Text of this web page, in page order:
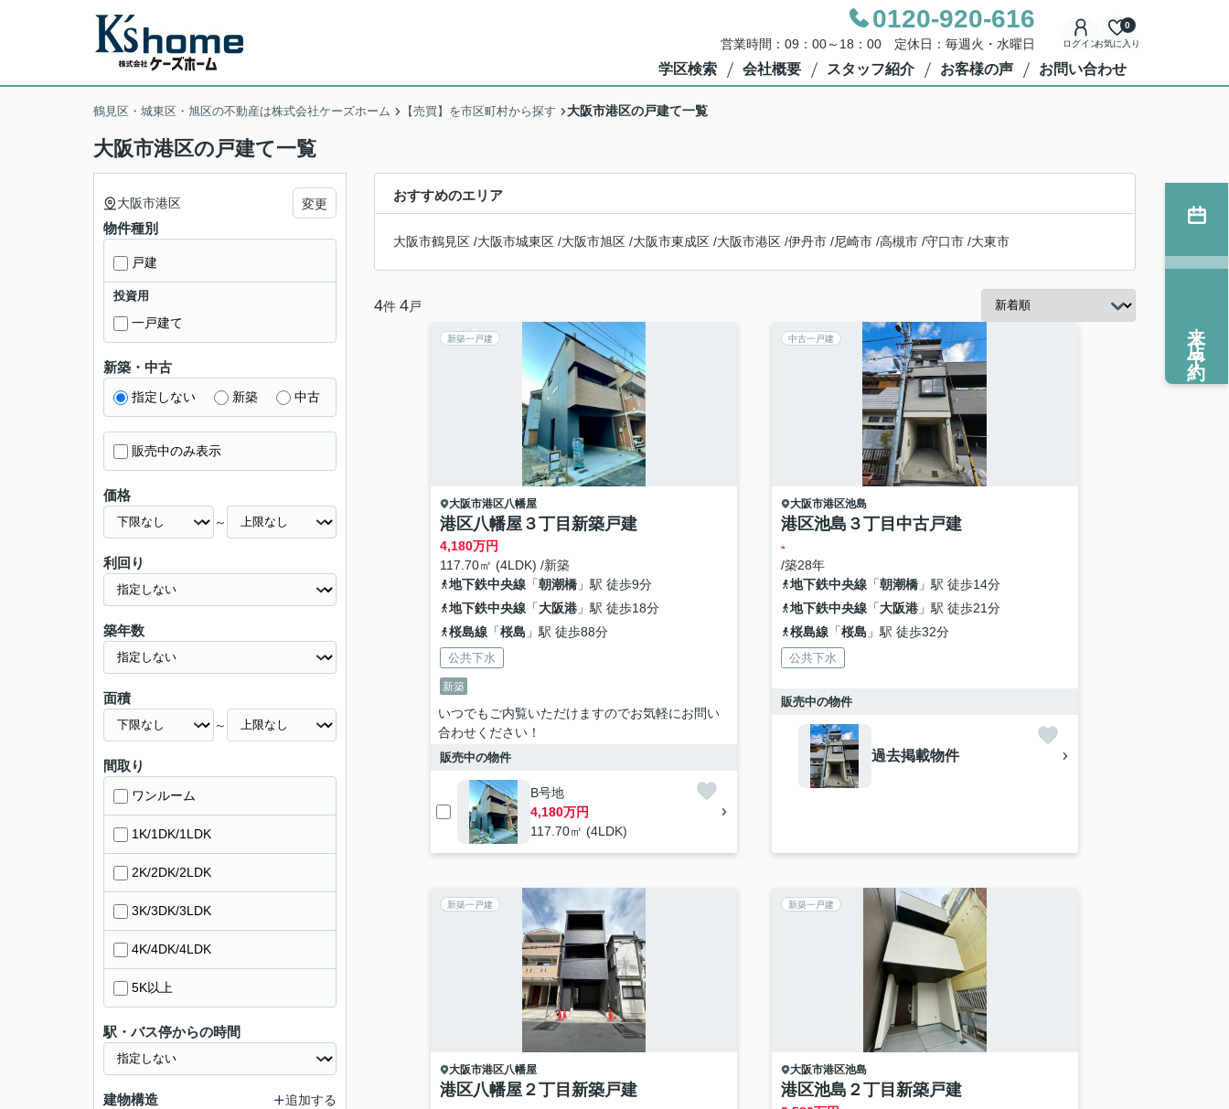
0120-920-616
営業時間：09：00～18：00 定休日：毎週火・水曜日 ログインお気に入り
0
学区検索 会社概要 スタッフ紹介 お客様の声 お問い合わせ
鶴見区・城東区・旭区の不動産は株式会社ケーズホーム 【売買】を市区町村から探す 大阪市港区の戸建て一覧
大阪市港区の戸建て一覧
おすすめのエリア
大阪市鶴見区 /大阪市城東区 /大阪市旭区 /大阪市東成区 /大阪市港区 /伊丹市 /尼崎市 /高槻市 /守口市 /大東市
4件 4戸
新築一戸建
大阪市港区八幡屋
港区八幡屋３丁目新築戸建
4,180万円
117.70㎡ (4LDK) /新築
地下鉄中央線「朝潮橋」駅 徒歩9分
地下鉄中央線「大阪港」駅 徒歩18分
桜島線「桜島 」駅 徒歩88分
公共下水
新築
いつでもご内覧いただけますのでお気軽にお問い
合わせください！
販売中の物件
B号地
4,180万円
117.70㎡ (4LDK)
中古一戸建
大阪市港区池島
港区池島３丁目中古戸建
-
/築28年
地下鉄中央線「朝潮橋」駅 徒歩14分
地下鉄中央線「大阪港」駅 徒歩21分
桜島線「桜島 」駅 徒歩32分
公共下水
販売中の物件
過去掲載物件
新築一戸建
大阪市港区八幡屋
港区八幡屋２丁目新築戸建
新築一戸建
大阪市港区池島
港区池島２丁目新築戸建
大阪市港区 変更
物件種別
戸建
投資用
一戸建て
新築・中古
指定しない 新築 中古
販売中のみ表示
価格
～
利回り
築年数
面積
～
間取り
ワンルーム
1K/1DK/1LDK
2K/2DK/2LDK
3K/3DK/3LDK
4K/4DK/4LDK
5K以上
駅・バス停からの時間
建物構造 追加する
来店予約